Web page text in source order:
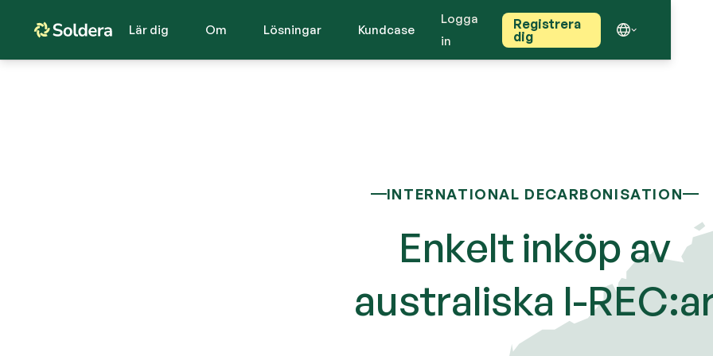
Logga
in
Registrera
dig
Lär dig Om Lösningar Kundcase
Enkelt inköp av
australiska I-
INTERNATIONAL DECARBONISATION